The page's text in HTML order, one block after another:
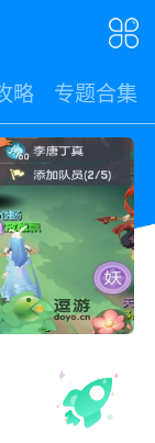
略 专题合集